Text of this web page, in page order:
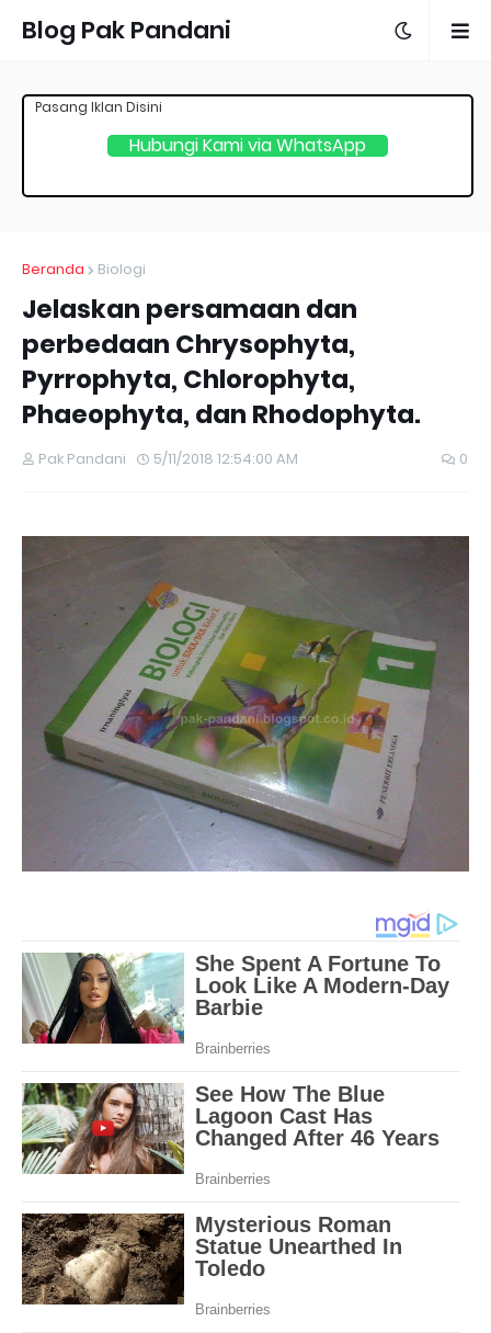
Blog Pak Pandani
Hubungi Kami via WhatsApp
Pasang Iklan Disini
Beranda Biologi
Jelaskan persamaan dan
perbedaan Chrysophyta,
Pyrrophyta, Chlorophyta,
Phaeophyta, dan Rhodophyta.
Pak Pandani 5/11/2018 12:54:00 AM 0